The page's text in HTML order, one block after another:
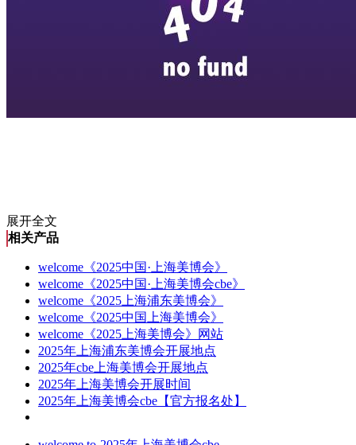
展开全文
相关产品
welcome《2025中国·上海美博会》
welcome《2025中国·上海美博会cbe》
welcome《2025上海浦东美博会》
welcome《2025中国上海美博会》
welcome《2025上海美博会》网站
2025年上海浦东美博会开展地点
2025年cbe上海美博会开展地点
2025年上海美博会开展时间
2025年上海美博会cbe【官方报名处】